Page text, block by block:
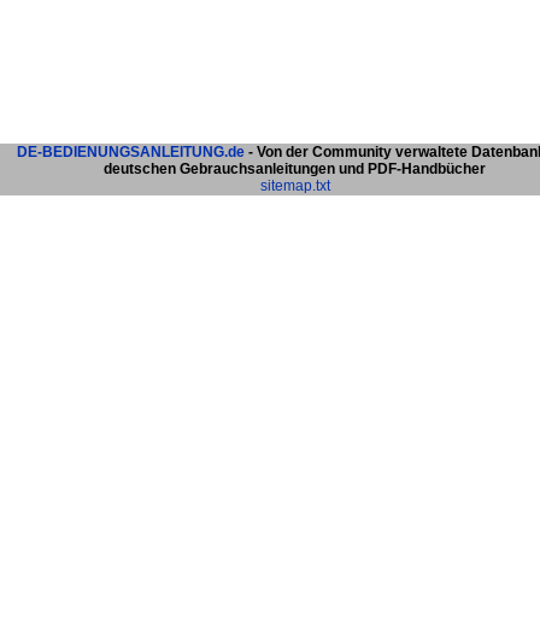
DE-BEDIENUNGSANLEITUNG.de - Von der Community verwaltete
deutschen Gebrauchsanleitungen und PDF-Handbücher
sitemap.txt